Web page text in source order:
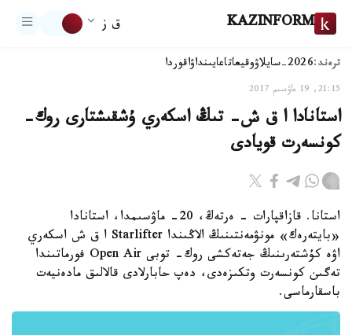
KAZINFORM ق ز
ترەند:2026-سايلاۋ وقيعاتاعايىنداۋاقوردا
21:15, 19 ماۋسىم 2017
استانادا ا ق ش- تىڭ اسكەري ۇشقىشتارى روك-
كونسەرت قويادى
استانا. قازاقپارات - ەرتەڭ، 20- ماۋسىمدا، استانادا
«بايتەرەك» مونۋمەنتىنىڭ الاڭىندا Starlifter ا ق ش اسكەري
اۋە كۇشتەرىنىڭ جەتەكشى روك- توبى Open Air فورماتىندا
تەگىن كونسەرت وتكىزەدى، دەپ حابارلادى قالالىق مادەنيەت
باسقارماسى.